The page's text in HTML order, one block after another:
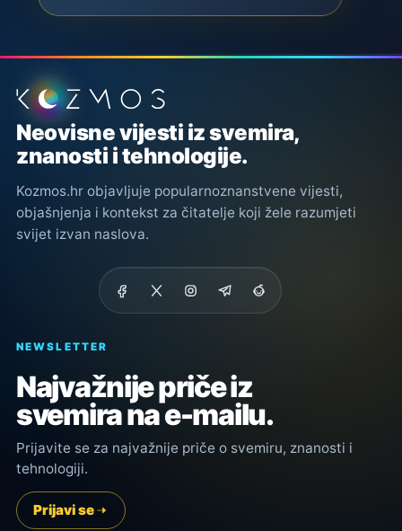
Podnožje stranice
Neovisne vijesti iz svemira,
znanosti i tehnologije.
Kozmos.hr objavljuje popularnoznanstvene vijesti,
objašnjenja i kontekst za čitatelje koji žele razumjeti
svijet izvan naslova.
NEWSLETTER
Najvažnije priče iz
svemira na e-mailu.
Prijavite se za najvažnije priče o svemiru, znanosti i
tehnologiji.
Prijavi se